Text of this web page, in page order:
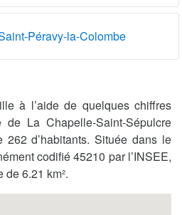
Péravy-la-Colombe
à l’aide de quelques chiffres
La Chapelle-Saint-Sépulcre
d’habitants. Située dans le
codifié 45210 par l’INSEE,
6.21 km².